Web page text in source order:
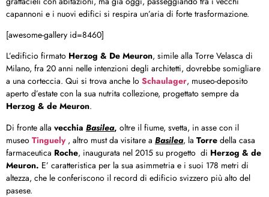
capannoni e i nuovi edifici si respira un’aria di forte trasformazione.
[awesome-gallery id=8460]
L’edificio firmato Herzog & De Meuron, simile alla Torre Velasca di
Milano, fra 20 anni nelle intenzioni degli architetti, dovrebbe somigliare
a una corteccia. Qui si trova anche lo Schaulager, museo-deposito
aperto d’estate con la sua nutrita collezione, progettato sempre da
Herzog & de Meuron.
Di fronte alla vecchia Basilea, oltre il fiume, svetta, in asse con il
museo Tinguely, altro must da visitare a Basilea, la Torre della casa
farmaceutica Roche, inaugurata nel 2015 su progetto di Herzog & de
Meuron. E’ caratteristica per la sua asimmetria e i suoi 178 metri di
altezza, che le conferiscono il record di edificio svizzero più alto del
pasese.